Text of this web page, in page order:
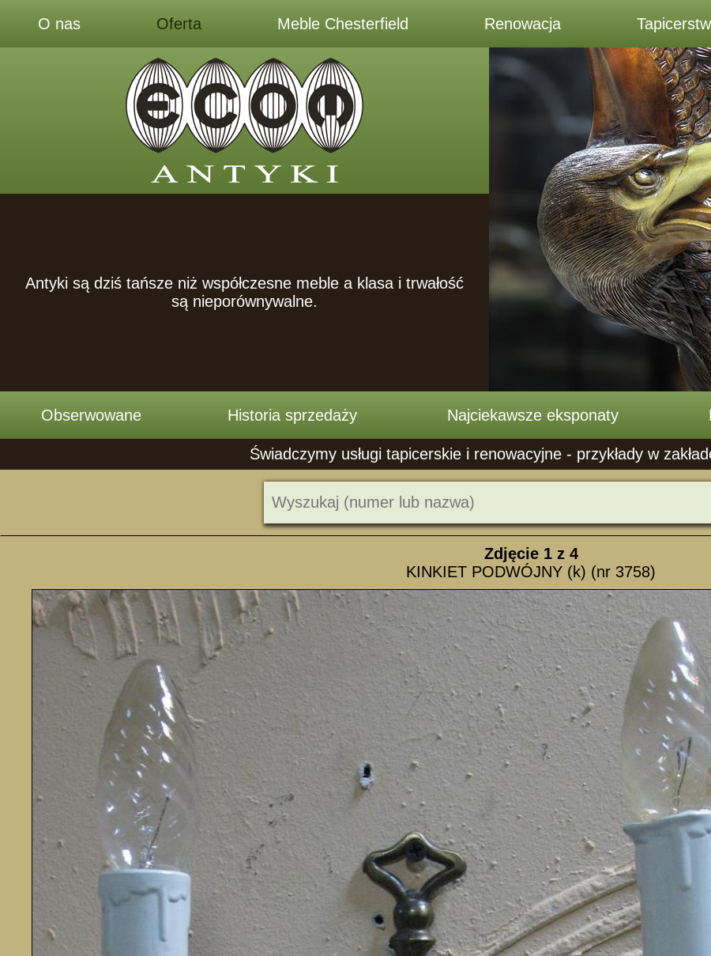
O nas Oferta Meble Chesterfield Renowacja
Antyki są dziś tańsze niż współczesne meble a klasa i trwałość
są nieporównywalne.
Obserwowane Historia sprzedaży Najciekawsze eksponaty
Świadczymy usługi tapicerskie i renowacyjne - przykłady w
Zdjęcie 1z 4
KINKIET PODWÓJNY (k) (nr 3758)